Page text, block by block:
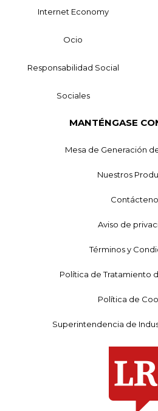
Internet Economy
Ocio
Responsabilidad Social
Sociales
MANTÉNGASE
Mesa de Generación
Nuestros
Aviso de
Términos y
Política de Tratamiento
Política de
Superintendencia de